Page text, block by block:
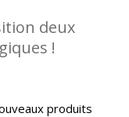
deux
!
produits